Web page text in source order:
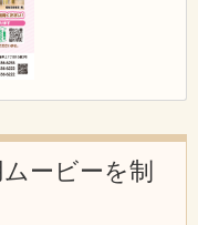
ービーを制